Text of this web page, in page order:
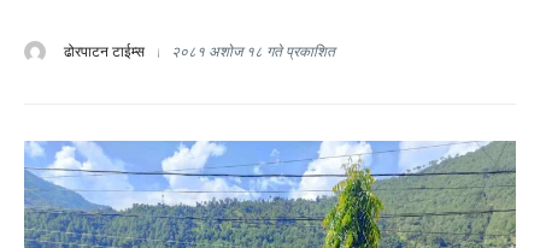
ढोरपाटन टाईम्स २०८१ अशोज १८ गते प्रकाशित